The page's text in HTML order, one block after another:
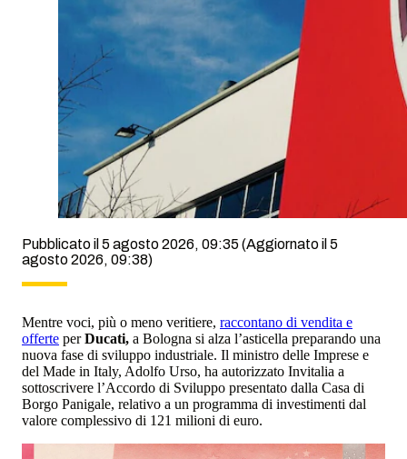
Pubblicato il 5 agosto 2026, 09:35 (Aggiornato il 5
agosto 2026, 09:38)
Mentre voci, più o meno veritiere, raccontano di vendita e
offerte perDucati, a Bologna si alza l’asticella preparando una
nuova fase di sviluppo industriale. Il ministro delle Imprese e
del Made in Italy, Adolfo Urso, ha autorizzato Invitalia a
sottoscrivere l’Accordo di Sviluppo presentato dalla Casa di
Borgo Panigale, relativo a un programma di investimenti dal
valore complessivo di 121 milioni di euro.